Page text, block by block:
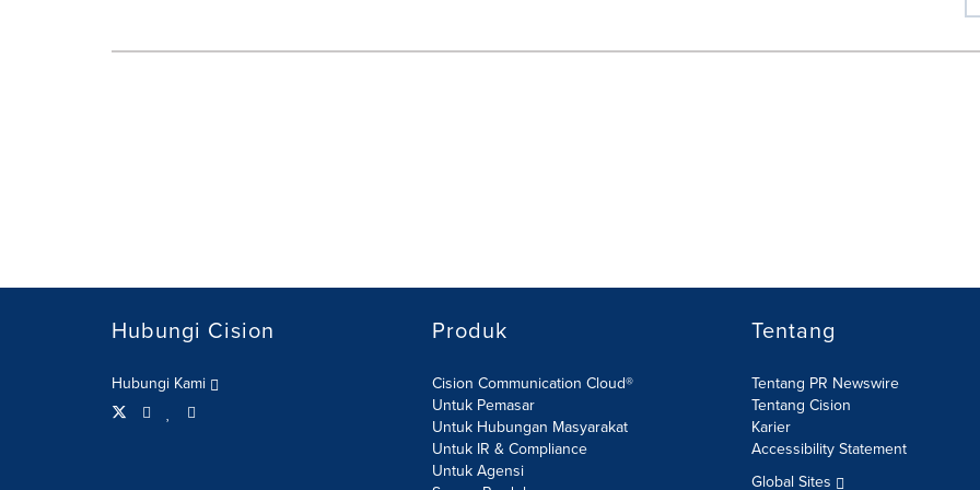
Hubungi Cision
Hubungi Kami
Produk
Cision Communication Cloud®
Untuk Pemasar
Untuk Hubungan Masyarakat
Untuk IR & Compliance
Untuk Agensi
Tentang
Tentang PR Newswire
Tentang Cision
Karier
Accessibility Statement
Global Sites